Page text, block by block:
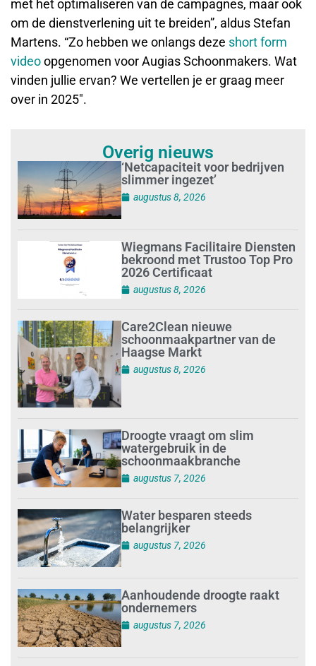
met het optimaliseren van de campagnes, maar ook
om de dienstverlening uit te breiden”, aldus Stefan
Martens. “Zo hebben we onlangs deze short form
videoopgenomen voor Augias Schoonmakers. Wat
vinden jullie ervan? We vertellen je er graag meer
over in 2025″.
Overig nieuws
‘Netcapaciteit voor bedrijven
slimmer ingezet’
augustus 8, 2026
Wiegmans Facilitaire Diensten
bekroond met Trustoo Top Pro
2026 Certificaat
augustus 8, 2026
Care2Clean nieuwe
schoonmaakpartner van de
Haagse Markt
augustus 8, 2026
Droogte vraagt om slim
watergebruik in de
schoonmaakbranche
augustus 7, 2026
Water besparen steeds
belangrijker
augustus 7, 2026
Aanhoudende droogte raakt
ondernemers
augustus 7, 2026